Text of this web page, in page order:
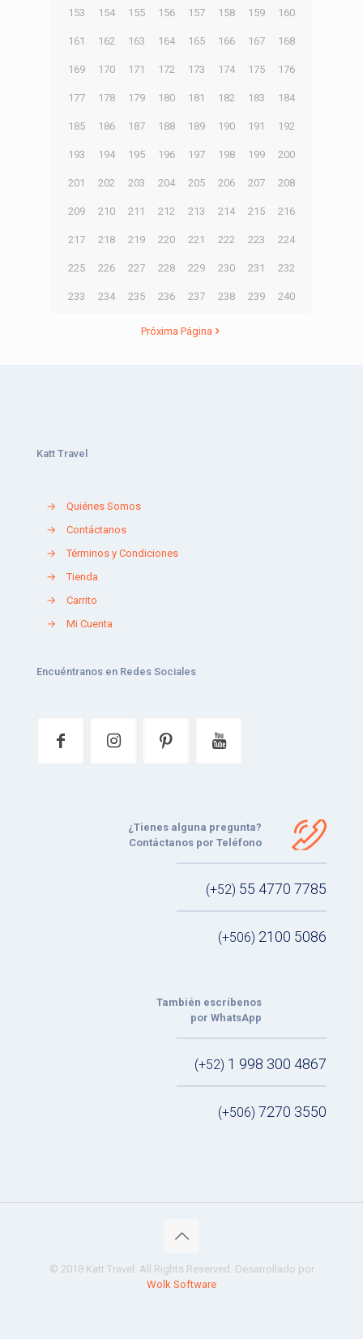
153 154 155 156 157 158 159 160
161 162 163 164 165 166 167 168
169 170 171 172 173 174 175 176
177 178 179 180 181 182 183 184
185 186 187 188 189 190 191 192
193 194 195 196 197 198 199 200
201 202 203 204 205 206 207 208
209 210 211 212 213 214 215 216
217 218 219 220 221 222 223 224
225 226 227 228 229 230 231 232
233 234 235 236 237 238 239 240
Próxima Página
Katt Travel
→
Quiénes Somos
→
Contáctanos
→
Términos y Condiciones
→
Tienda
→
Carrito
→
Mi Cuenta
Encuéntranos en Redes Sociales
¿Tienes alguna pregunta?
Contáctanos por Teléfono
(+52) 55 4770 7785
(+506) 2100 5086
También escríbenos
por WhatsApp
(+52) 1 998 300 4867
(+506) 7270 3550
© 2018 Katt Travel. All Rights Reserved. Desarrollado por
Wolk Software